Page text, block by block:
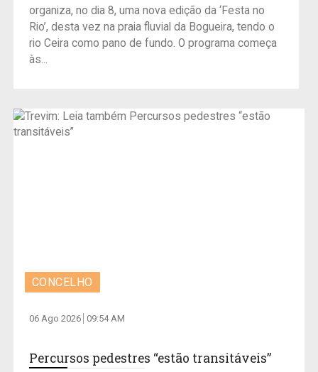
organiza, no dia 8, uma nova edição da ‘Festa no
Rio’, desta vez na praia fluvial da Bogueira, tendo o
rio Ceira como pano de fundo. O programa começa
às...
CONCELHO
06 Ago 2026 09:54 AM
Percursos pedestres “estão transitáveis”